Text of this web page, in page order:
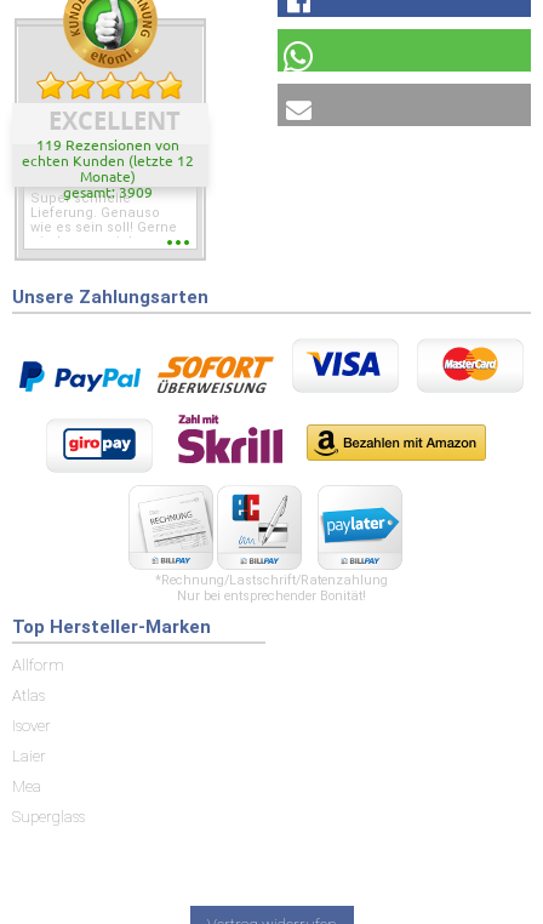
EXCELLENT
119 Rezensionen von
echten Kunden (letzte 12
Monate)
gesamt: 3909
Super schnelle
Lieferung. Genauso
wie es sein soll! Gerne
wieder wenn ich was
Unsere Zahlungsarten
*Rechnung/Lastschrift/Ratenzahlung
Nur bei entsprechender Bonität!
Top Hersteller-Marken
Allform
Atlas
Isover
Laier
Mea
Superglass